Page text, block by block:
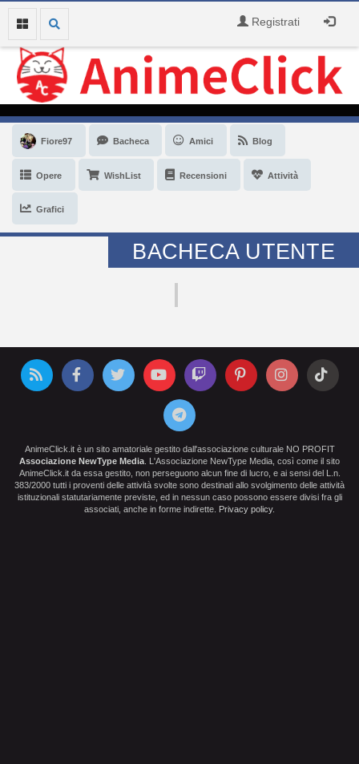
Registrati
Fiore97 Bacheca Amici Blog
Opere WishList Recensioni Attività
Grafici
BACHECA UTENTE
AnimeClick.it è un sito amatoriale gestito dall'associazione culturale NO PROFIT
Associazione NewType Media . L'Associazione NewType Media, così come il sito
AnimeClick.it da essa gestito, non perseguono alcun fine di lucro, e ai sensi del L.n.
383/2000 tutti i proventi delle attività svolte sono destinati allo svolgimento delle attività
istituzionali statutariamente previste, ed in nessun caso possono essere divisi fra gli
associati, anche in forme indirette. Privacy policy.